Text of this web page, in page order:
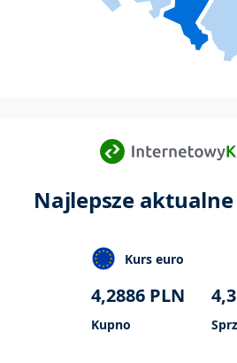
Najlepsze
Kurs euro
4,2886 PLN
Kupno